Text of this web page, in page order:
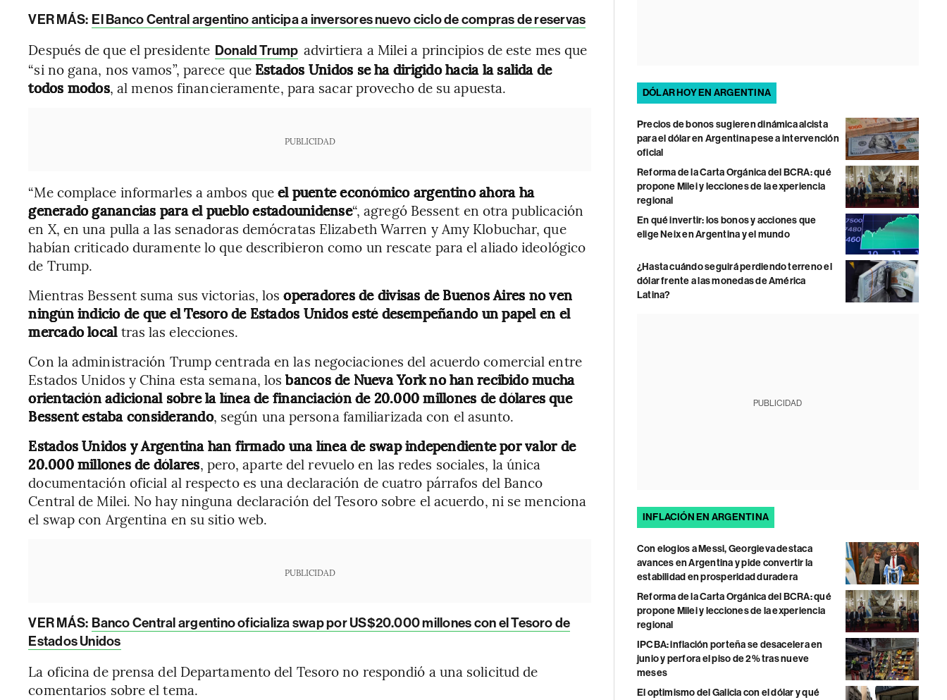
VER MÁS: El Banco Central argentino anticipa a inversores nuevo ciclo de compras de reservas
Después de que el presidente Donald Trump advirtiera a Milei a principios de este mes que
“si no gana, nos vamos”, parece que Estados Unidos se ha dirigido hacia la salida de
todos modos, al menos financieramente, para sacar provecho de su apuesta.
PUBLICIDAD
“Me complace informarles a ambos queel puente económico argentino ahora ha
generado ganancias para el pueblo estadounidense“, agregó Bessent en otra publicación
en X, en una pulla a las senadoras demócratas Elizabeth Warren y Amy Klobuchar, que
habían criticado duramente lo que describieron como un rescate para el aliado ideológico
de Trump.
Mientras Bessent suma sus victorias, losoperadores de divisas de Buenos Aires no ven
ningún indicio de que el Tesoro de Estados Unidos esté desempeñando un papel en el
mercado localtras las elecciones.
Con la administración Trump centrada en las negociaciones del acuerdo comercial entre
Estados Unidos y China esta semana, losbancos de Nueva York no han recibido mucha
orientación adicional sobre la línea de financiación de 20.000 millones de dólares que
Bessent estaba considerando, según una persona familiarizada con el asunto.
Estados Unidos y Argentina han firmado una línea de swap independientepor valor de
20.000 millones de dólares, pero, aparte del revuelo en las redes sociales, la única
documentación oficial al respecto es una declaración de cuatro párrafos del Banco
Central de Milei. No hay ninguna declaración del Tesoro sobre el acuerdo, ni se menciona
el swap con Argentina en su sitio web.
PUBLICIDAD
VER MÁS: Banco Central argentino oficializa swap por US$20.000 millones con el Tesoro de
Estados Unidos
La oficina de prensa del Departamento del Tesoro no respondió a una solicitud de
comentarios sobre el tema.
DÓLAR HOY EN ARGENTINA
Precios de bonos sugieren dinámica alcista
para el dólar en Argentina pese a intervención
oficial
Reforma de la Carta Orgánica del BCRA: qué
propone Milei y lecciones de la experiencia
regional
En qué invertir: los bonos y acciones que
elige Neix en Argentina y el mundo
¿Hasta cuándo seguirá perdiendo terreno el
dólar frente a las monedas de América
Latina?
PUBLICIDAD
INFLACIÓN EN ARGENTINA
Con elogios a Messi, Georgieva destaca
avances en Argentina y pide convertir la
estabilidad en prosperidad duradera
Reforma de la Carta Orgánica del BCRA: qué
propone Milei y lecciones de la experiencia
regional
IPCBA: inflación porteña se desacelera en
junio y perfora el piso de 2% tras nueve
meses
El optimismo del Galicia con el dólar y qué